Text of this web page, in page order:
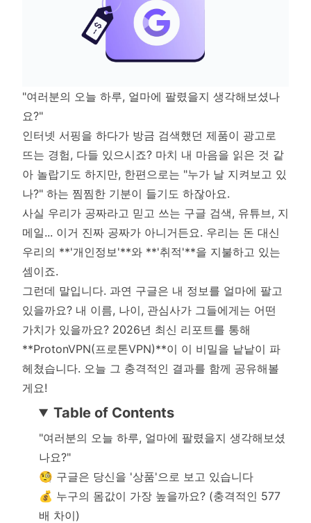
"여러분의 오늘 하루, 얼마에 팔렸을지 생각해보셨나
요?"
인터넷 서핑을 하다가 방금 검색했던 제품이 광고로
뜨는 경험, 다들 있으시죠? 마치 내 마음을 읽은 것 같
아 놀랍기도 하지만, 한편으로는 "누가 날 지켜보고 있
나?" 하는 찜찜한 기분이 들기도 하잖아요.
사실 우리가 공짜라고 믿고 쓰는 구글 검색, 유튜브, 지
메일... 이거 진짜 공짜가 아니거든요. 우리는 돈 대신
우리의 **'개인정보'**와 **'취적'**을 지불하고 있는
셈이죠.
그런데 말입니다. 과연 구글은 내 정보를 얼마에 팔고
있을까요? 내 이름, 나이, 관심사가 그들에게는 어떤
가치가 있을까요? 2026년 최신 리포트를 통해
**ProtonVPN(프로톤VPN)**이 이 비밀을 낱낱이 파
헤쳤습니다. 오늘 그 충격적인 결과를 함께 공유해볼
게요!
Table of Contents
"여러분의 오늘 하루, 얼마에 팔렸을지 생각해보셨
나요?"
🧐 구글은 당신을 '상품'으로 보고 있습니다
💰 누구의 몸값이 가장 높을까요? (충격적인 577
배 차이)